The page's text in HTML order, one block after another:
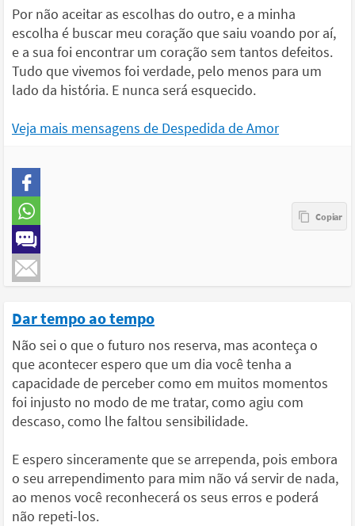
Por não aceitar as escolhas do outro, e a minha
escolha é buscar meu coração que saiu voando por aí,
e a sua foi encontrar um coração sem tantos defeitos.
Tudo que vivemos foi verdade, pelo menos para um
lado da história. E nunca será esquecido.
Veja mais mensagens de Despedida de Amor
Dar tempo ao tempo
Não sei o que o futuro nos reserva, mas aconteça o
que acontecer espero que um dia você tenha a
capacidade de perceber como em muitos momentos
foi injusto no modo de me tratar, como agiu com
descaso, como lhe faltou sensibilidade.
E espero sinceramente que se arrependa, pois embora
o seu arrependimento para mim não vá servir de nada,
ao menos você reconhecerá os seus erros e poderá
não repeti-los.